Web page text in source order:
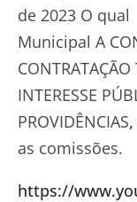
de 2023 O
Municipal A
CONTRATAÇÃO
INTERESSE
PROVIDÊNCIAS,
as comissões.
https://